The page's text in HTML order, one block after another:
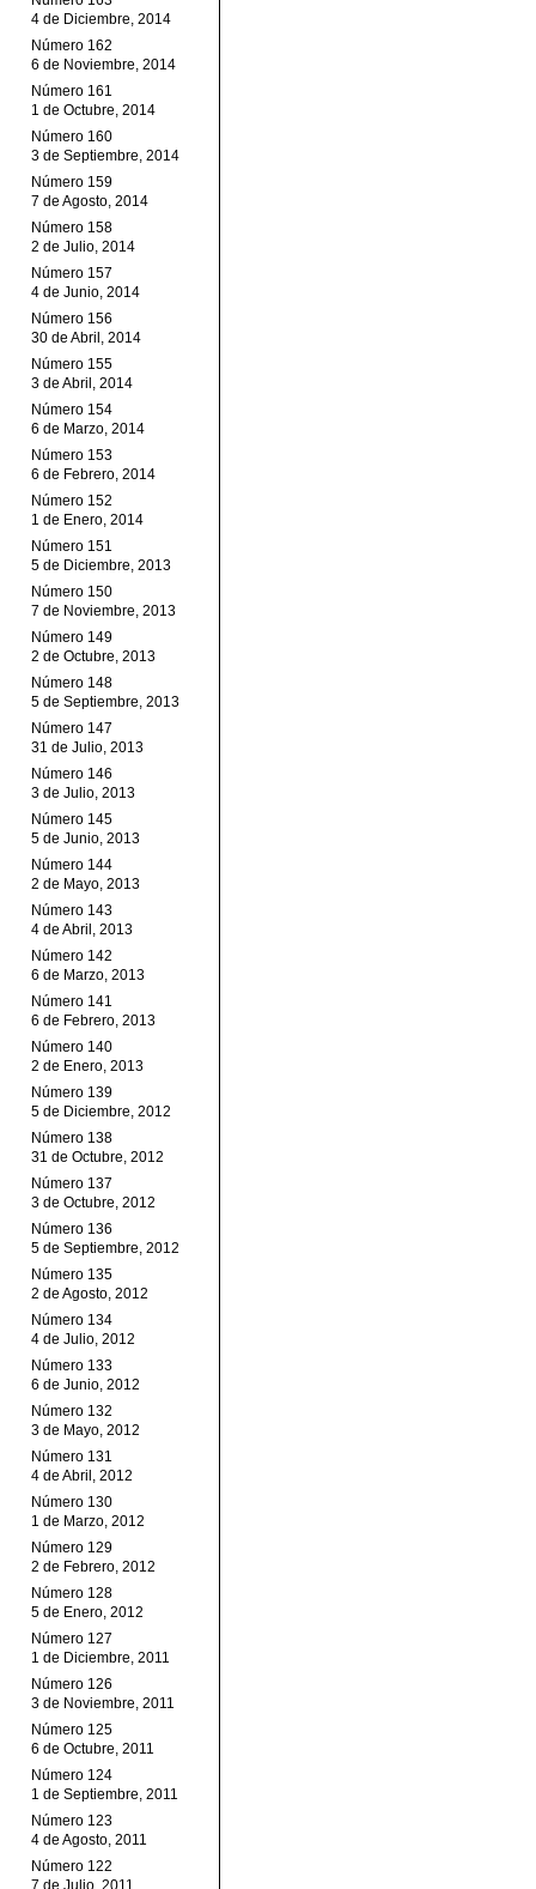
4 de Diciembre, 2014
Número 162
6 de Noviembre, 2014
Número 161
1 de Octubre, 2014
Número 160
3 de Septiembre, 2014
Número 159
7 de Agosto, 2014
Número 158
2 de Julio, 2014
Número 157
4 de Junio, 2014
Número 156
30 de Abril, 2014
Número 155
3 de Abril, 2014
Número 154
6 de Marzo, 2014
Número 153
6 de Febrero, 2014
Número 152
1 de Enero, 2014
Número 151
5 de Diciembre, 2013
Número 150
7 de Noviembre, 2013
Número 149
2 de Octubre, 2013
Número 148
5 de Septiembre, 2013
Número 147
31 de Julio, 2013
Número 146
3 de Julio, 2013
Número 145
5 de Junio, 2013
Número 144
2 de Mayo, 2013
Número 143
4 de Abril, 2013
Número 142
6 de Marzo, 2013
Número 141
6 de Febrero, 2013
Número 140
2 de Enero, 2013
Número 139
5 de Diciembre, 2012
Número 138
31 de Octubre, 2012
Número 137
3 de Octubre, 2012
Número 136
5 de Septiembre, 2012
Número 135
2 de Agosto, 2012
Número 134
4 de Julio, 2012
Número 133
6 de Junio, 2012
Número 132
3 de Mayo, 2012
Número 131
4 de Abril, 2012
Número 130
1 de Marzo, 2012
Número 129
2 de Febrero, 2012
Número 128
5 de Enero, 2012
Número 127
1 de Diciembre, 2011
Número 126
3 de Noviembre, 2011
Número 125
6 de Octubre, 2011
Número 124
1 de Septiembre, 2011
Número 123
4 de Agosto, 2011
Número 122
7 de Julio, 2011